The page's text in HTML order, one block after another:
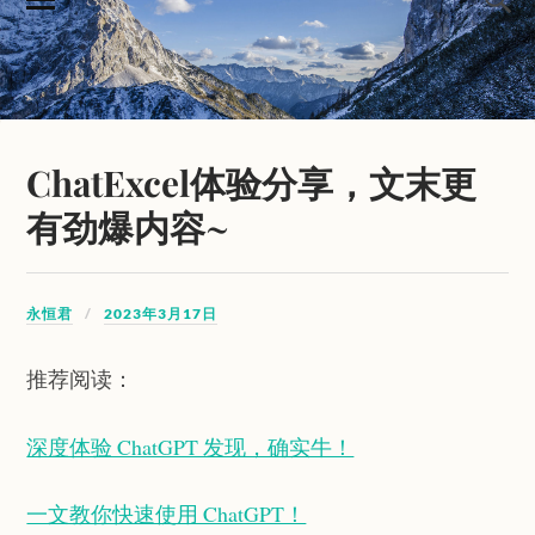
ChatExcel体验分享，文末更
有劲爆内容~
永恒君 2023年3月17日
推荐阅读：
深度体验 ChatGPT 发现，确实牛！
一文教你快速使用 ChatGPT！